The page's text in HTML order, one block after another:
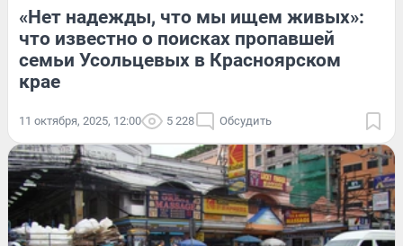
«Нет надежды, что мы ищем живых»:
что известно о поисках пропавшей
семьи Усольцевых в Красноярском
крае
11 октября, 2025, 12:00 5 228 Обсудить